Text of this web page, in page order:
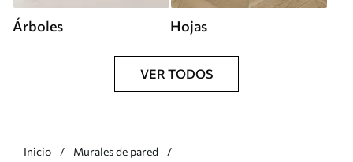
Árboles Hojas
VER TODOS
Inicio
Murales de pared